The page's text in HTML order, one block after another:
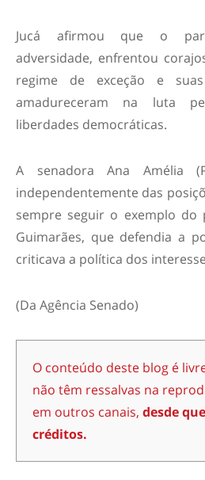
Jucá afirmou que o
adversidade, enfrentou
regime de exceção e
amadureceram na luta
liberdades democráticas.
A senadora Ana Amélia
independentemente das
sempre seguir o exemplo do
Guimarães, que defendia a
criticava a política dos
(Da Agência Senado)
O conteúdo deste blog é
não têm ressalvas na
em outros canais, desde
créditos.